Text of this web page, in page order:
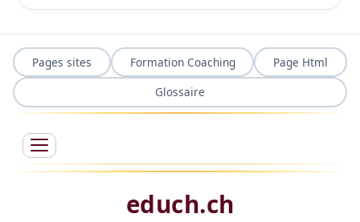
Pages sites Formation Coaching
Page Html
Glossaire
educh.ch